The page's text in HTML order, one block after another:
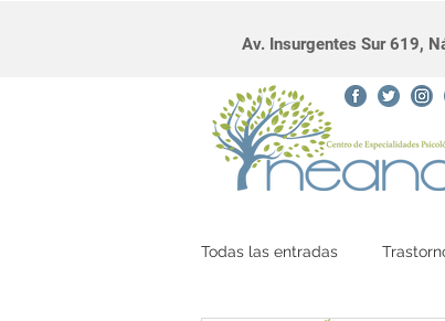
Av. Insurgentes Sur 619,
Todas las entradas